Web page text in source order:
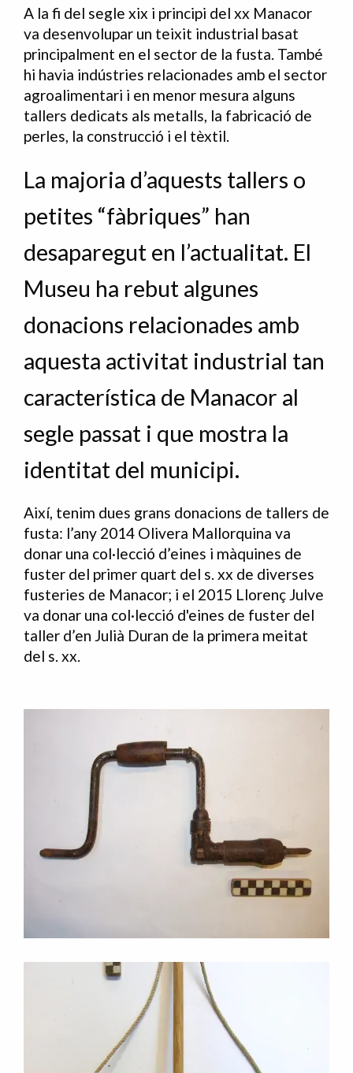
A la fi del segle xix i principi del xx Manacor
va desenvolupar un teixit industrial basat
principalment en el sector de la fusta. També
hi havia indústries relacionades amb el sector
agroalimentari i en menor mesura alguns
tallers dedicats als metalls, la fabricació de
perles, la construcció i el tèxtil.
La majoria d’aquests tallers o
petites “fàbriques” han
desaparegut en l’actualitat. El
Museu ha rebut algunes
donacions relacionades amb
aquesta activitat industrial tan
característica de Manacor al
segle passat i que mostra la
identitat del municipi.
Així, tenim dues grans donacions de tallers de
fusta: l’any 2014 Olivera Mallorquina va
donar una col·lecció d’eines i màquines de
fuster del primer quart del s. xx de diverses
fusteries de Manacor; i el 2015 Llorenç Julve
va donar una col·lecció d'eines de fuster del
taller d’en Julià Duran de la primera meitat
del s. xx.